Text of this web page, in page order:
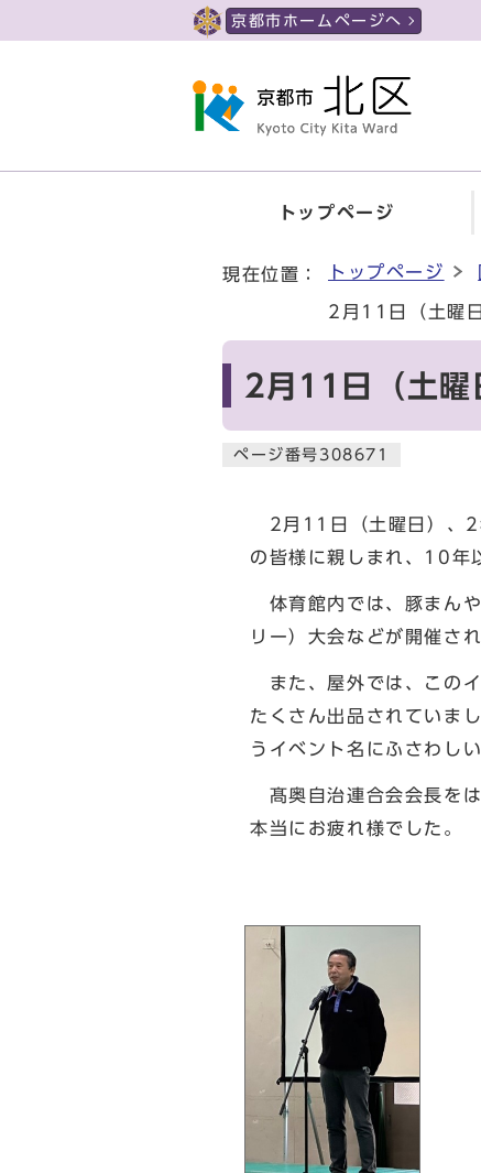
京都市ホームページへ
トップページ
現在位置： トップページ
2月11日（土曜
2月11日（土曜
ページ番号308671
2月11日（土曜日）、2
の皆様に親しまれ、10年
体育館内では、豚まん
リー）大会などが開催さ
また、屋外では、この
たくさん出品されていま
うイベント名にふさわし
髙奥自治連合会会長を
本当にお疲れ様でした。
北